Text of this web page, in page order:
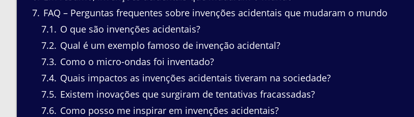
7 FAQ – Perguntas frequentes sobre invenções acidentais que mudaram o mundo
7.1
O que são invenções acidentais?
7.2 Qual é um exemplo famoso de invenção acidental?
7.3 Como o micro-ondas foi inventado?
7.4 Quais impactos as invenções acidentais tiveram na sociedade?
7.5 Existem inovações que surgiram de tentativas fracassadas?
7.6 Como posso me inspirar em invenções acidentais?